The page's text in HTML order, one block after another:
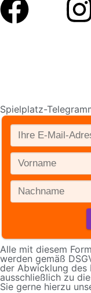
Spielplatz-
Alle mit diesem
werden gemäß
der Abwicklung des
ausschließlich zu
Sie gerne hierzu